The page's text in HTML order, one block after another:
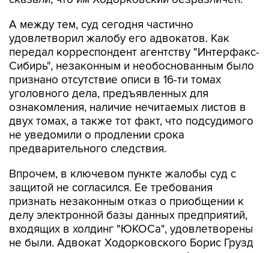
передал корреспондент агентству "Интерфакс-
Сибирь", незаконным и необоснованным было
признано отсутствие описи в 16-ти томах
уголовного дела, предъявленных для
ознакомления, наличие нечитаемых листов в
двух томах, а также тот факт, что подсудимого
не уведомили о продлении срока
предварительного следствия.
Впрочем, в ключевом пункте жалобы суд с
признать незаконным отказ о приобщении к
делу электронной базы данных предприятий,
входящих в холдинг "ЮКОСа", удовлетворены
не были. Адвокат Ходорковского Борис Грузд
уже заявил о намерении вновь обжаловать это
решение.